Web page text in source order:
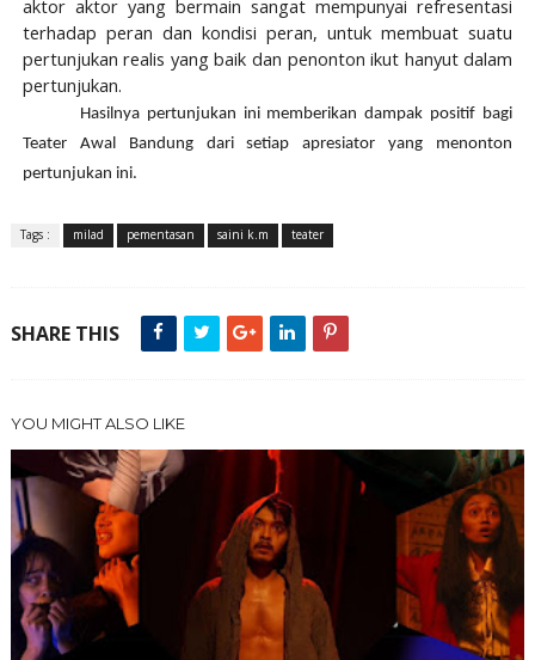
aktor aktor yang bermain sangat mempunyai refresentasi
terhadap peran dan kondisi peran, untuk membuat suatu
pertunjukan realis yang baik dan penonton ikut hanyut dalam
pertunjukan.
Hasilnya pertunjukan ini memberikan dampak positif bagi
Teater Awal Bandung dari setiap apresiator yang menonton
pertunjukan ini.
Tags : milad pementasan saini k.m teater
SHARE THIS
YOU MIGHT ALSO LIKE